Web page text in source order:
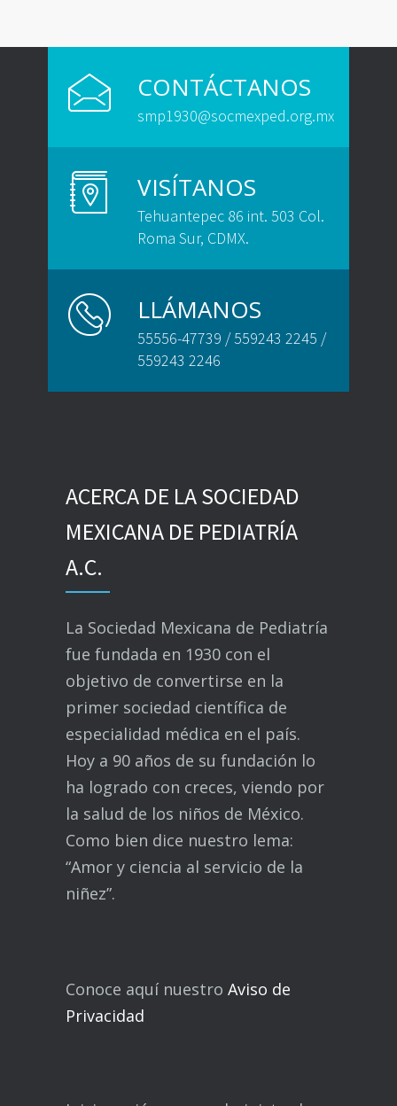
CONTÁCTANOS
smp1930@socmexped.org.mx
VISÍTANOS
Tehuantepec 86 int. 503 Col.
Roma Sur, CDMX.
LLÁMANOS
55556-47739 / 559243 2245 /
559243 2246
ACERCA DE LA SOCIEDAD
MEXICANA DE PEDIATRÍA
A.C.
La Sociedad Mexicana de Pediatría
fue fundada en 1930 con el
objetivo de convertirse en la
primer sociedad científica de
especialidad médica en el país.
Hoy a 90 años de su fundación lo
ha logrado con creces, viendo por
la salud de los niños de México.
Como bien dice nuestro lema:
“Amor y ciencia al servicio de la
niñez”.
Conoce aquí nuestro Aviso de
Privacidad